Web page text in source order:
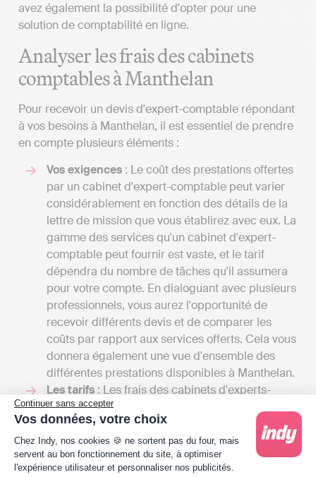
Continuer sans accepter
Vos données, votre choix
Plateforme de Gestion du Consentement :
Chez Indy, nos cookies 🍪 ne sortent pas du four, mais
servent au bon fonctionnement du site, à optimiser
l'expérience utilisateur et personnaliser nos publicités.
avez également la possibilité d'opter pour une
solution de comptabilité en ligne.
Analyser les frais des cabinets
comptables à Manthelan
Pour recevoir un devis d'expert-comptable répondant
à vos besoins à Manthelan, il est essentiel de prendre
en compte plusieurs éléments :
Vos exigences : Le coût des prestations offertes
par un cabinet d'expert-comptable peut varier
considérablement en fonction des détails de la
lettre de mission que vous établirez avec eux. La
gamme des services qu'un cabinet d'expert-
comptable peut fournir est vaste, et le tarif
dépendra du nombre de tâches qu'il assumera
pour votre compte. En dialoguant avec plusieurs
professionnels, vous aurez l'opportunité de
recevoir différents devis et de comparer les
coûts par rapport aux services offerts. Cela vous
donnera également une vue d'ensemble des
différentes prestations disponibles à Manthelan.
Les tarifs : Les frais des cabinets d'experts-
comptables peuvent débuter entre 1000 et
2000 euros par an pour une petite mission
confiée à un comptable indépendant et
atteindre plusieurs milliers d'euros si votre